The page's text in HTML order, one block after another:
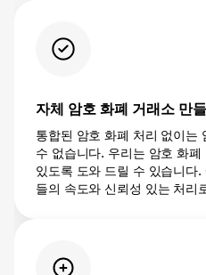
자체 암호 화폐 거래소 만
통합된 암호 화폐 처리 없이는
수 없습니다. 우리는 암호 화
있도록 도와 드릴 수 있습니다
들의 속도와 신뢰성 있는 처리